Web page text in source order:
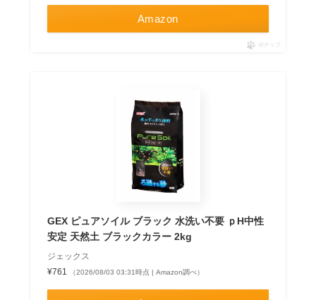
Amazon
ポチップ
GEX ピュアソイル ブラック 水洗い不要 ｐH中性
安定 天然土 ブラックカラー 2kg
ジェックス
¥761
（2026/08/03 03:31時点 | Amazon調べ）